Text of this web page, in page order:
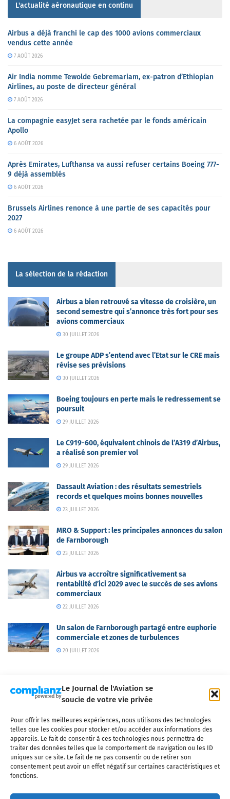
Le Journal de l'Aviation se
soucie de votre vie privée
Pour offrir les meilleures expériences, nous utilisons des technologies
telles que les cookies pour stocker et/ou accéder aux informations des
appareils. Le fait de consentir à ces technologies nous permettra de
traiter des données telles que le comportement de navigation ou les ID
uniques sur ce site. Le fait de ne pas consentir ou de retirer son
consentement peut avoir un effet négatif sur certaines caractéristiques et
fonctions.
L'actualité aéronautique en continu
Airbus a déjà franchi le cap des 1000 avions commerciaux
vendus cette année
7 AOÛT 2026
Air India nomme Tewolde Gebremariam, ex-patron d’Ethiopian
Airlines, au poste de directeur général
7 AOÛT 2026
La compagnie easyJet sera rachetée par le fonds américain
Apollo
6 AOÛT 2026
Après Emirates, Lufthansa va aussi refuser certains Boeing 777-
9 déjà assemblés
6 AOÛT 2026
Brussels Airlines renonce à une partie de ses capacités pour
2027
6 AOÛT 2026
La sélection de la rédaction
Airbus a bien retrouvé sa vitesse de croisière, un
second semestre qui s’annonce très fort pour ses
avions commerciaux
30 JUILLET 2026
Le groupe ADP s’entend avec l’Etat sur le CRE mais
révise ses prévisions
30 JUILLET 2026
Boeing toujours en perte mais le redressement se
poursuit
29 JUILLET 2026
Le C919-600, équivalent chinois de l’A319 d’Airbus,
a réalisé son premier vol
29 JUILLET 2026
Dassault Aviation : des résultats semestriels
records et quelques moins bonnes nouvelles
23 JUILLET 2026
MRO & Support : les principales annonces du salon
de Farnborough
23 JUILLET 2026
Airbus va accroître significativement sa
rentabilité d’ici 2029 avec le succès de ses avions
commerciaux
22 JUILLET 2026
Un salon de Farnborough partagé entre euphorie
commerciale et zones de turbulences
20 JUILLET 2026
Qui sommes-nous ? Nous contacter
Partenaires
Mentions légales
CGV Politique de confidentialité Cookies